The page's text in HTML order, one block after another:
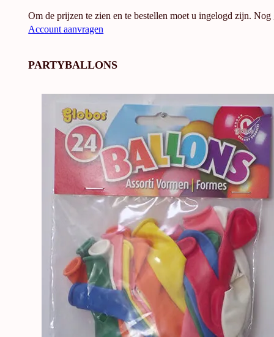
Om de prijzen te zien en te bestellen moet u ingelogd zijn. Nog
Account aanvragen
PARTYBALLONS